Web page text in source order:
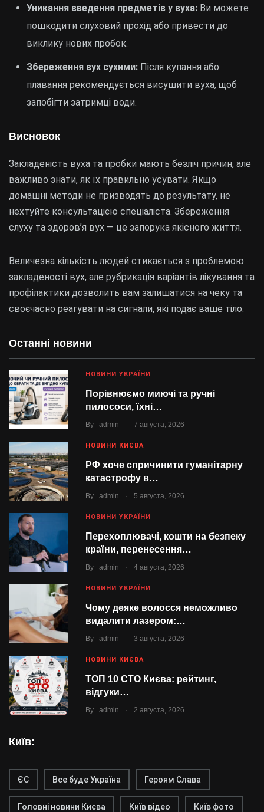
Останні новини
НОВИНИ УКРАЇНИ
Порівнюємо миючі та ручні
пилососи, їхні…
By admin . 7 августа, 2026
НОВИНИ КИЄВА
РФ хоче спричинити гуманітарну
катастрофу в…
By admin . 5 августа, 2026
НОВИНИ УКРАЇНИ
Перехоплювачі, кошти на безпеку
країни, перенесення…
By admin . 4 августа, 2026
НОВИНИ УКРАЇНИ
Чому деяке волосся неможливо
видалити лазером:…
By admin . 3 августа, 2026
НОВИНИ КИЄВА
ТОП 10 СТО Києва: рейтинг,
відгуки…
By admin . 2 августа, 2026
Київ:
ЄС Все буде Україна Героям Слава
Головні новини Києва Київ відео Київ фото
Уникання введення предметів у вуха: Ви можете
пошкодити слуховий прохід або привести до
виклику нових пробок.
Збереження вух сухими: Після купання або
плавання рекомендується висушити вуха, щоб
запобігти затримці води.
Висновок
Закладеність вуха та пробки мають безліч причин, але
важливо знати, як їх правильно усувати. Якщо
домашні методи не призводять до результату, не
нехтуйте консультацією спеціаліста. Збереження
слуху та здоров’я вух — це запорука якісного життя.
Величезна кількість людей стикається з проблемою
закладеності вух, але рубрикація варіантів лікування та
профілактики дозволить вам залишатися на чеку та
своєчасно реагувати на сигнали, які подає ваше тіло.